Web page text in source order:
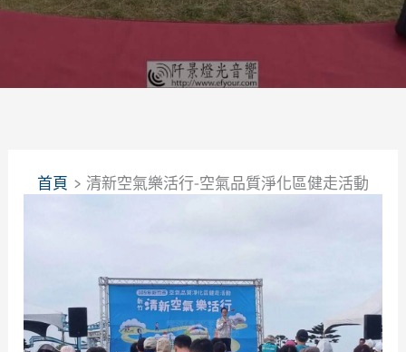
首頁 清新空氣樂活行-空氣品質淨化區健走活動